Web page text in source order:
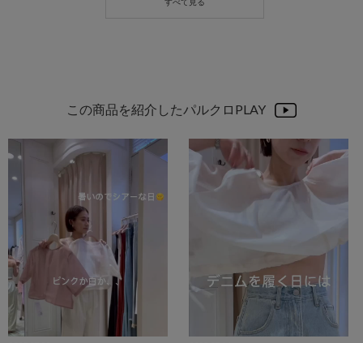
この商品を紹介したパルクロPLAY